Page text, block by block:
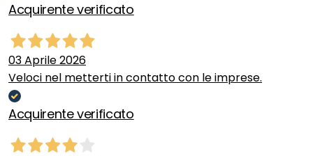
Acquirente verificato
03 Aprile 2026
Veloci nel metterti in contatto con le imprese.
Acquirente verificato